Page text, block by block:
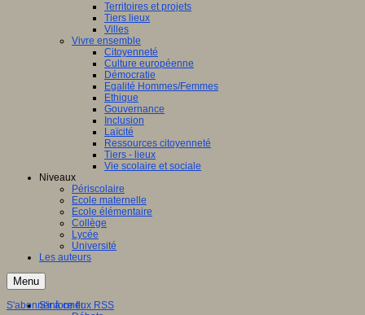
Territoires et projets
Tiers lieux
Villes
Vivre ensemble
Citoyenneté
Culture européenne
Démocratie
Egalité Hommes/Femmes
Ethique
Gouvernance
Inclusion
Laïcité
Ressources citoyenneté
Tiers - lieux
Vie scolaire et sociale
Niveaux
Périscolaire
Ecole maternelle
Ecole élémentaire
Collège
Lycée
Université
Les auteurs
Menu
S'informer
S'abonner à ce flux RSS